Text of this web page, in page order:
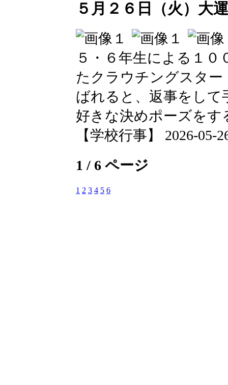
５月２６日（火）大
５・６年生による１
たクラウチングスタ
ばれると、返事をし
好きな決めポーズを
【学校行事】 2026-05-
1 / 6 ページ
1 2 3 4 5 6